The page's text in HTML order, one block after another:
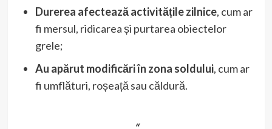
Durerea afectează activitățile zilnice, cum ar
fi mersul, ridicarea și purtarea obiectelor
grele;
Au apărut modificări în zona soldului, cum ar
fi umflături, roșeață sau căldură.